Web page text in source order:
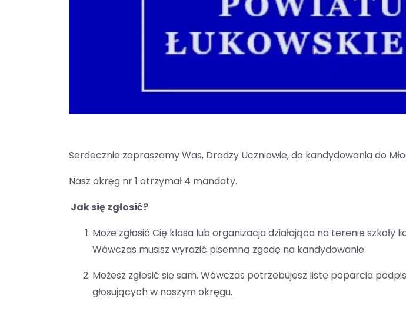
Serdecznie zapraszamy Was, Drodzy Uczniowie, do kandydowania do
Nasz okręg nr 1 otrzymał 4 mandaty.
Jak się zgłosić?
Może zgłosić Cię klasa lub organizacja działająca na terenie szkoły
Wówczas musisz wyrazić pisemną zgodę na kandydowanie.
Możesz zgłosić się sam. Wówczas potrzebujesz listę poparcia
głosujących w naszym okręgu.